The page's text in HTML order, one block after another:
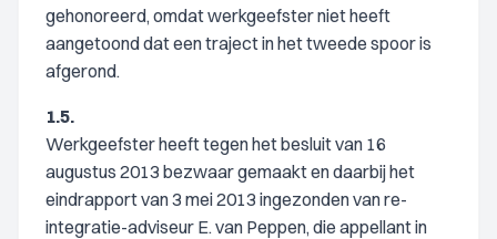
gehonoreerd, omdat werkgeefster niet heeft
aangetoond dat een traject in het tweede spoor is
afgerond.
1.5.
Werkgeefster heeft tegen het besluit van 16
augustus 2013 bezwaar gemaakt en daarbij het
eindrapport van 3 mei 2013 ingezonden van re-
integratie-adviseur E. van Peppen, die appellant in